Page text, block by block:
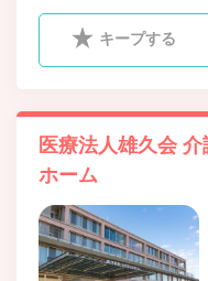
キープする
医療法人雄久会
ホーム